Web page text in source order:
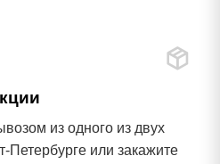
из одного из двух
Петербурге или закажите